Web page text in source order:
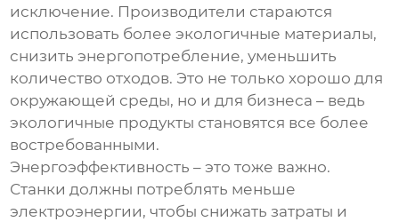
исключение. Производители стараются
использовать более экологичные материалы,
снизить энергопотребление, уменьшить
количество отходов. Это не только хорошо для
окружающей среды, но и для бизнеса – ведь
экологичные продукты становятся все более
востребованными.
Энергоэффективность – это тоже важно.
Станки должны потреблять меньше
электроэнергии, чтобы снижать затраты и